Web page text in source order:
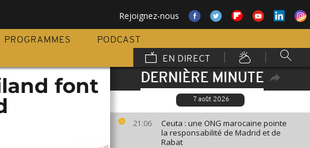
Rejoignez-nous
PROGRAMMES
PODCAST
EN DIRECT
DERNIÈRE MINUTE
7 août 2026
21:06
Ceuta : une ONG marocaine pointe
la responsabilité de Madrid et de
Rabat
font